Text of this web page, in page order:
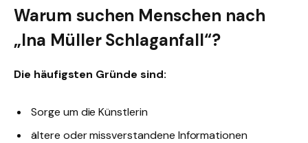
Warum suchen Menschen nach
„Ina Müller Schlaganfall“?
Die häufigsten Gründe sind:
Sorge um die Künstlerin
ältere oder missverstandene Informationen